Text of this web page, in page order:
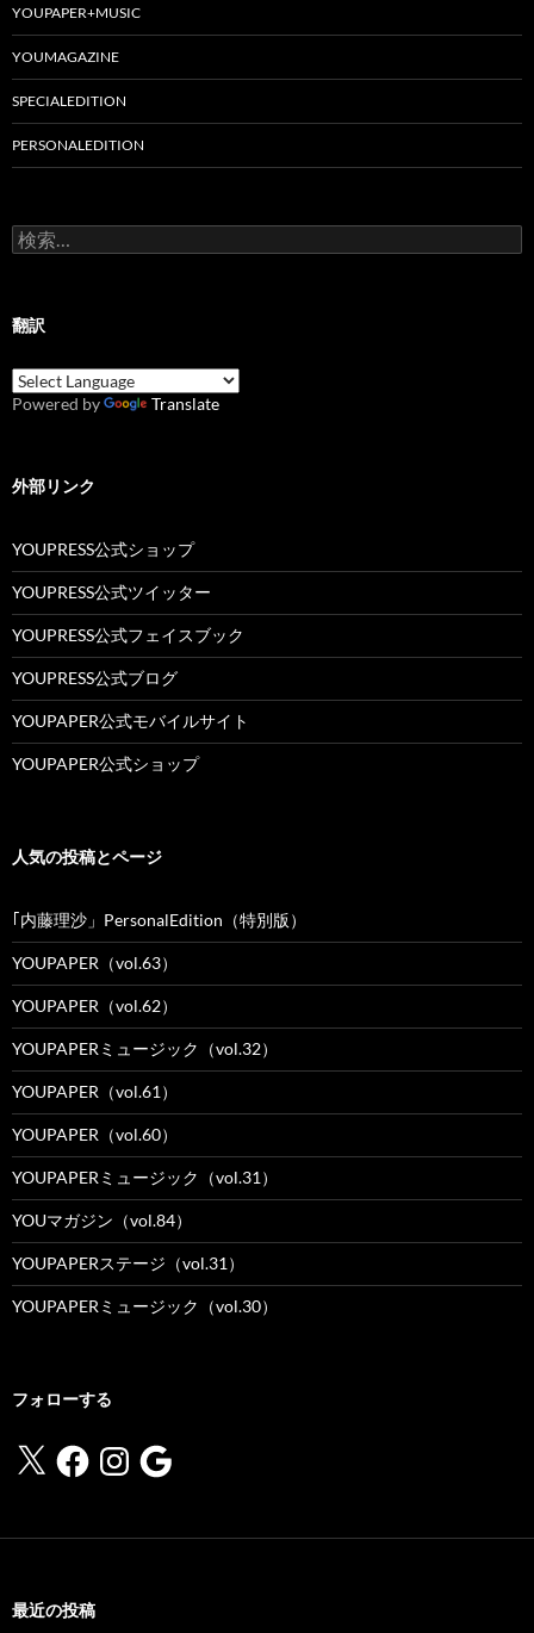
YOUPAPER+MUSIC
YOUMAGAZINE
SPECIALEDITION
PERSONALEDITION
検
索:
翻訳
Powered by Translate
外部リンク
YOUPRESS公式ショップ
YOUPRESS公式ツイッター
YOUPRESS公式フェイスブック
YOUPRESS公式ブログ
YOUPAPER公式モバイルサイト
YOUPAPER公式ショップ
人気の投稿とページ
｢内藤理沙」PersonalEdition（特別版）
YOUPAPER（vol.63）
YOUPAPER（vol.62）
YOUPAPERミュージック（vol.32）
YOUPAPER（vol.61）
YOUPAPER（vol.60）
YOUPAPERミュージック（vol.31）
YOUマガジン（vol.84）
YOUPAPERステージ（vol.31）
YOUPAPERミュージック（vol.30）
フォローする
X FacebookInstagram
Google
最近の投稿